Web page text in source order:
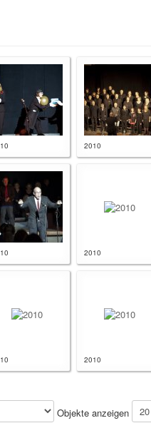
2010
2010
2010
Objekte anzeigen